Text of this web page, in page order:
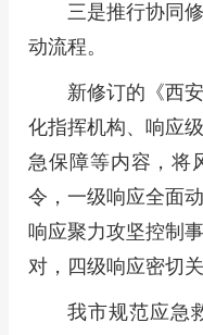
三是推行协同
动流程。
新修订的《西
化指挥机构、响应
急保障等内容，将
令，一级响应全面
响应聚力攻坚控制
对，四级响应密切
我市规范应急